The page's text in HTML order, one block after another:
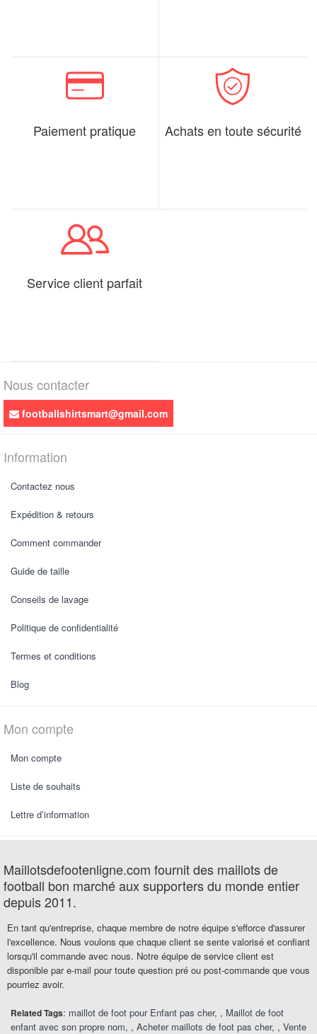
Paiement pratique Achats en toute sécurité
Service client parfait
Nous contacter
footballshirtsmart@gmail.com
Information
Contactez nous
Expédition & retours
Comment commander
Guide de taille
Conseils de lavage
Politique de confidentialité
Termes et conditions
Blog
Mon compte
Mon compte
Liste de souhaits
Lettre d’information
Maillotsdefootenligne.com fournit des maillots de
football bon marché aux supporters du monde entier
depuis 2011.
En tant qu'entreprise, chaque membre de notre équipe s'efforce d'assurer
l'excellence. Nous voulons que chaque client se sente valorisé et confiant
lorsqu'il commande avec nous. Notre équipe de service client est
disponible par e-mail pour toute question pré ou post-commande que vous
pourriez avoir.
Related Tags: maillot de foot pour Enfant pas cher , Maillot de foot
enfant avec son propre nom , Acheter maillots de foot pas cher , Vente